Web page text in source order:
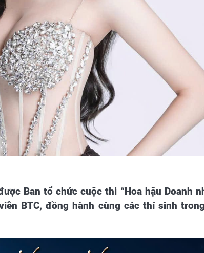
Ban tổ chức cuộc thi “Hoa hậu Doanh
BTC, đồng hành cùng các thí sinh